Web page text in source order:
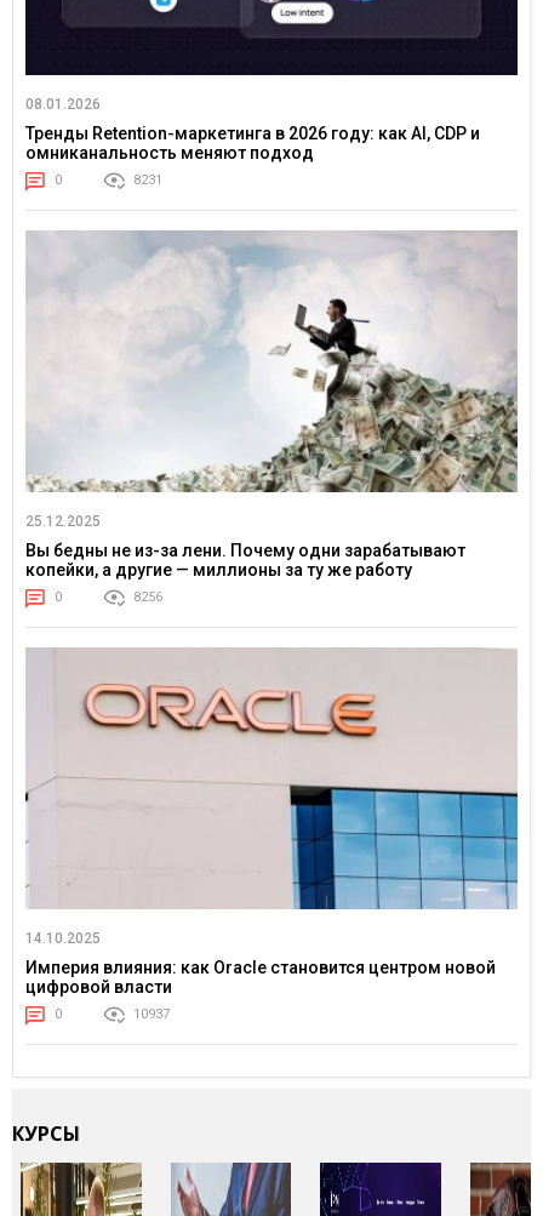
08.01.2026
Тренды Retention-маркетинга в 2026 году: как AI, CDP и
омниканальность меняют подход
0 8231
25.12.2025
Вы бедны не из-за лени. Почему одни зарабатывают
копейки, а другие — миллионы за ту же работу
0 8256
14.10.2025
Империя влияния: как Oracle становится центром новой
цифровой власти
0 10937
КУРСЫ